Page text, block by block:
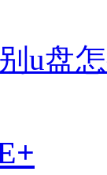
u盘